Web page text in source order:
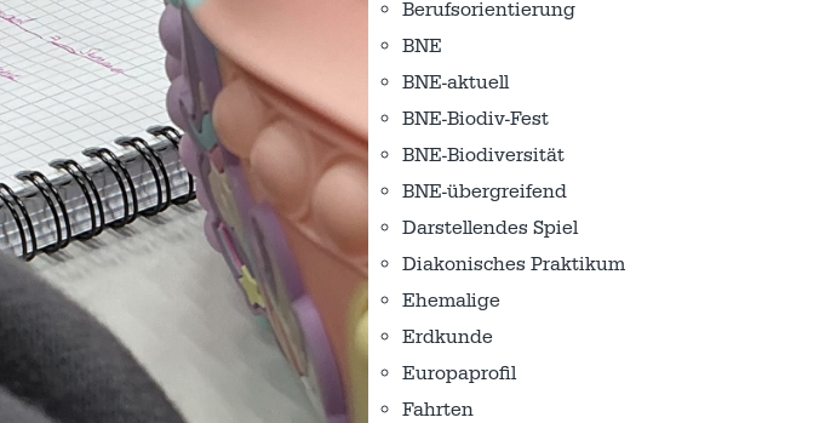
Berufsorientierung
BNE
BNE-aktuell
BNE-Biodiv-Fest
BNE-Biodiversität
BNE-übergreifend
Darstellendes Spiel
Diakonisches Praktikum
Ehemalige
Erdkunde
Europaprofil
Fahrten